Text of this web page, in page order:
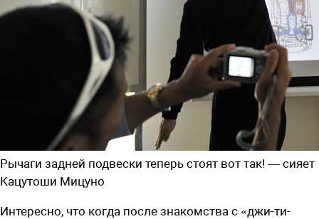
Рычаги задней подвески теперь стоят вот так! — сияет
Кацутоши Мицуно
Интересно, что когда после знакомства с «джи-ти-